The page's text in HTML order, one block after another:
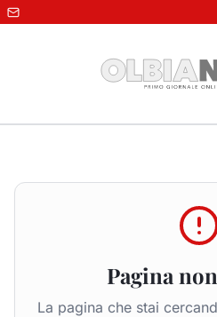
Pagina
La pagina che stai